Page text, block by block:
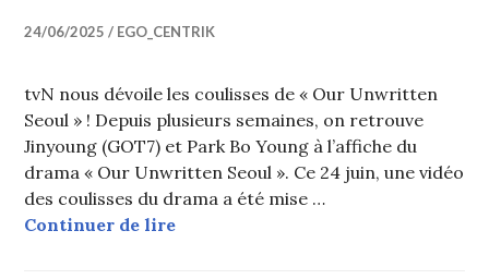
24/06/2025 EGO_CENTRIK
tvN nous dévoile les coulisses de « Our Unwritten
Seoul » ! Depuis plusieurs semaines, on retrouve
Jinyoung (GOT7) et Park Bo Young à l’affiche du
drama « Our Unwritten Seoul ». Ce 24 juin, une vidéo
des coulisses du drama a été mise …
Continuer de lireJinyoung (GOT7) et Park Bo